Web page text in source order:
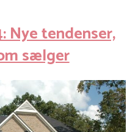
Nye tendenser,
sælger